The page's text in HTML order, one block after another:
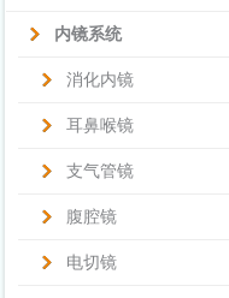
内镜系统
消化内镜
耳鼻喉镜
支气管镜
腹腔镜
电切镜